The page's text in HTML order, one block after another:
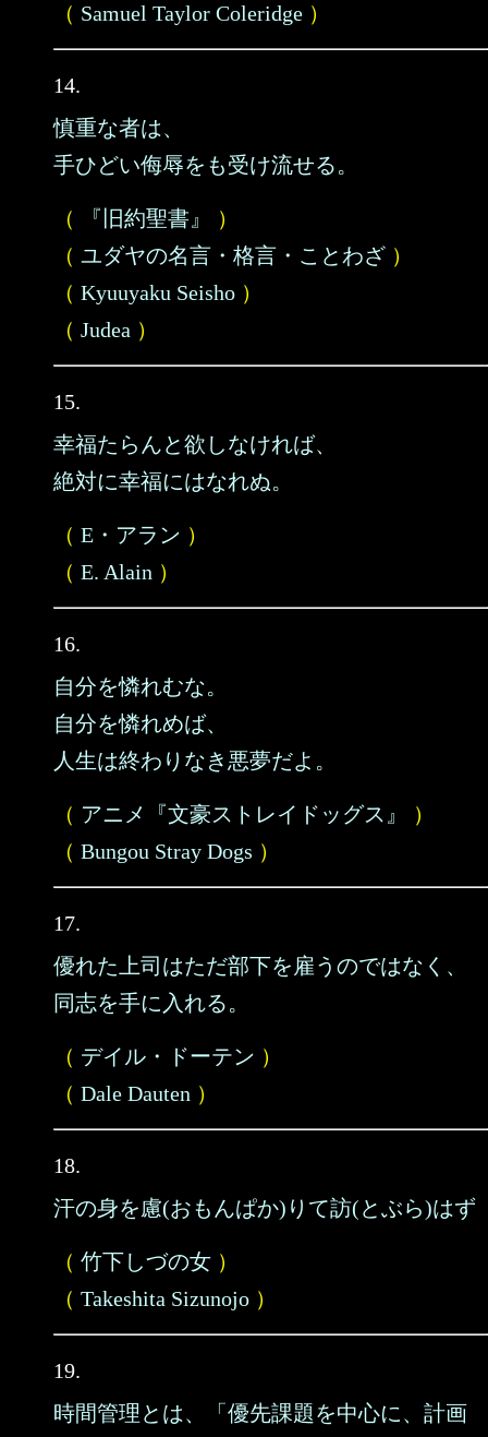
（ Samuel Taylor Coleridge ）
14.
慎重な者は、
手ひどい侮辱をも受け流せる。
（ 『旧約聖書』
）
（ ユダヤの名言・格言・ことわざ ）
（ Kyuuyaku Seisho ）
（ Judea ）
15.
幸福たらんと欲しなければ、
絶対に幸福にはなれぬ。
（ E・アラン ）
（ E. Alain ）
16.
自分を憐れむな。
自分を憐れめば、
人生は終わりなき悪夢だよ。
（ アニメ『文豪ストレイドッグス』
）
（ Bungou Stray Dogs ）
17.
優れた上司はただ部下を雇うのではなく、
同志を手に入れる。
（ デイル・ドーテン ）
（ Dale Dauten ）
18.
汗の身を慮(おもんぱか)りて訪(とぶら)はず
（ 竹下しづの女 ）
（ Takeshita Sizunojo ）
19.
時間管理とは、「優先課題を中心に、計画